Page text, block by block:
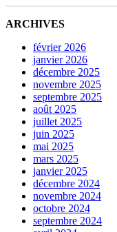
ARCHIVES
février 2026
janvier 2026
décembre 2025
novembre 2025
septembre 2025
août 2025
juillet 2025
juin 2025
mai 2025
mars 2025
janvier 2025
décembre 2024
novembre 2024
octobre 2024
septembre 2024